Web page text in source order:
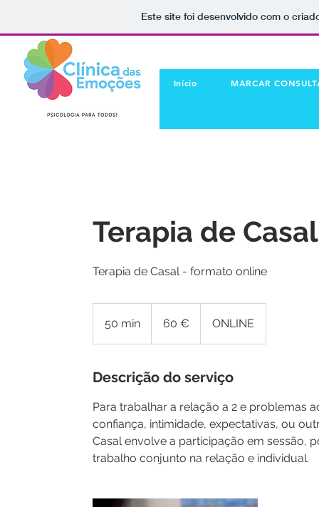
Este site foi desenvolvido com o
Início MARCAR
Terapia de
Terapia de Casal - formato online
50 min
0
i
60 € ONLINE
Descrição do serviço
Para trabalhar a relação a 2 e problemas
confiança, intimidade, expectativas, ou
Casal envolve a participação em sessão,
trabalho conjunto na relação e individual.